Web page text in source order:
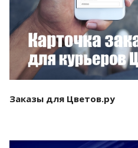
Заказы для Цветов.ру